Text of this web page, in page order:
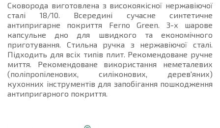
Сковорода виготовлена з високоякісної нержавіючої
сталі 18/10. Всередині сучасне синтетичне
антипригарне покриття Ferno Green. 3-х шарове
капсульне дно для швидкого та економічного
приготування. Стильна ручка з нержавіючої сталі.
Підходить для всіх типів плит. Рекомендоване ручне
миття. Рекомендоване використання неметалевих
(поліпропіленових, силіконових, дерев'яних)
кухонних інструментів для запобігання пошкодження
антипригарного покриття.